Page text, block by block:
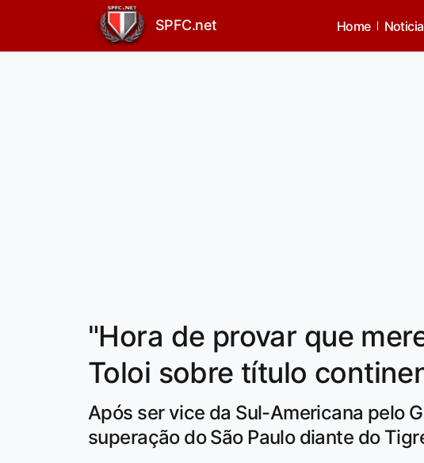
SPFC.net Home
"Hora de provar que
Toloi sobre título
Após ser vice da Sul-Americana pelo
superação do São Paulo diante do